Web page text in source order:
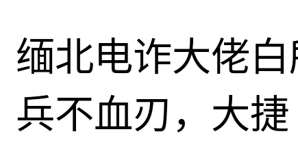
缅北电诈大佬
兵不血刃，大捷